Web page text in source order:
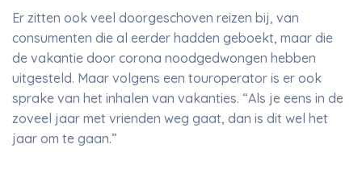
Er zitten ook veel doorgeschoven reizen bij, van
consumenten die al eerder hadden geboekt, maar die
de vakantie door corona noodgedwongen hebben
uitgesteld. Maar volgens een touroperator is er ook
sprake van het inhalen van vakanties. “Als je eens in de
zoveel jaar met vrienden weg gaat, dan is dit wel het
jaar om te gaan.”